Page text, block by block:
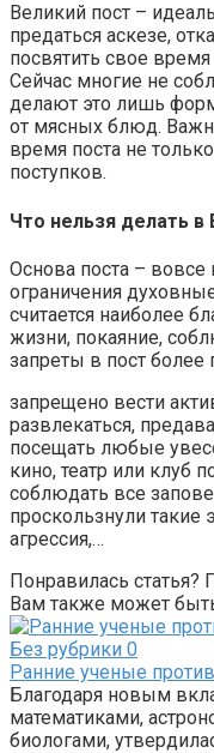
Великий пост –
предаться аскезе,
посвятить свое
Сейчас многие не
делают это лишь
от мясных блюд.
время поста не
поступков.
Что нельзя делать в
Основа поста – вовсе
ограничения
считается наиболее
жизни, покаяние,
запреты в пост более
запрещено вести
развлекаться,
посещать любые
кино, театр или клуб
соблюдать все
проскользнули такие
агрессия,…
Понравилась статья?
Вам также может
Без рубрики 0
Ранние ученые
Благодаря новым
математиками,
биологами,